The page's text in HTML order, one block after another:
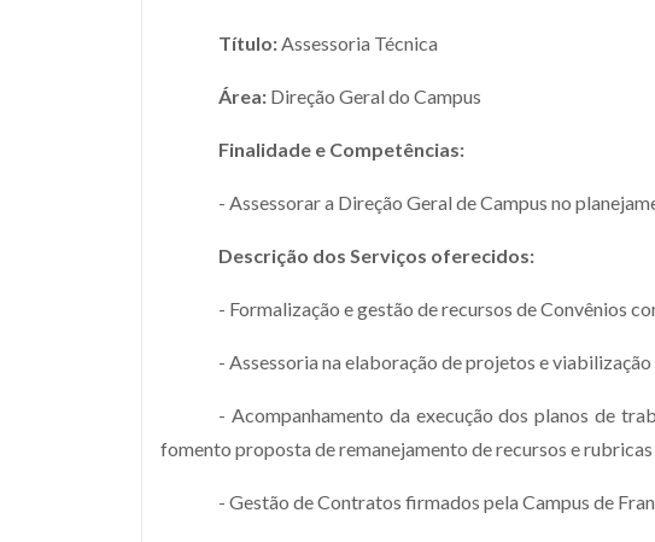
Título:Assessoria Técnica
Área: Direção Geral do Campus
Finalidade e Competências:
- Assessorar a Direção Geral de Campus no
Descrição dos Serviços oferecidos:
- Formalização e gestão de recursos de Convênios
- Assessoria na elaboração de projetos e
- Acompanhamento da execução dos planos de
fomento proposta de remanejamento de recursos e
- Gestão de Contratos firmados pela Campus de